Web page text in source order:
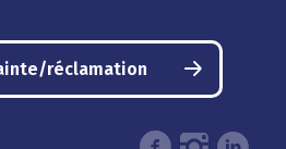
réclamation